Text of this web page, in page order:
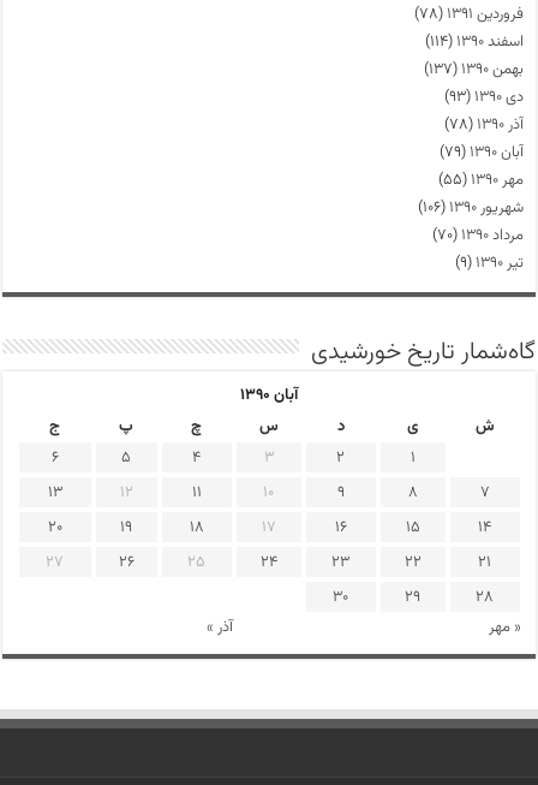
فروردین ۱۳۹۱
(۷۸)
اسفند ۱۳۹۰
(۱۱۴)
بهمن ۱۳۹۰
(۱۳۷)
دی ۱۳۹۰
(۹۳)
آذر ۱۳۹۰
(۷۸)
آبان ۱۳۹۰
(۷۹)
مهر ۱۳۹۰
(۵۵)
شهریور ۱۳۹۰
(۱۰۶)
مرداد ۱۳۹۰
(۷۰)
تیر ۱۳۹۰
(۹)
گاه‌شمار تاریخ خورشیدی
آبان ۱۳۹۰
ش
ی د س چ پ ج
« مهر آذر »
1
2
3
4
5
6
7
8
9
10
11
12
13
14
15
16
17
18
19
20
21
22
23
24
25
26
27
28
29
30